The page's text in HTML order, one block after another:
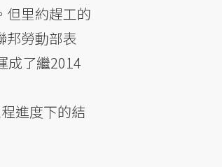
但里約趕工的
勞動部表
成了繼2014
進度下的結